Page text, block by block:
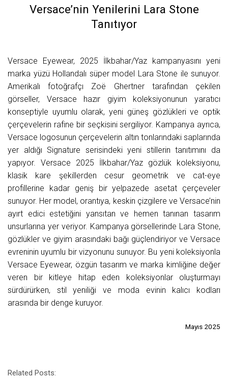
Versace’nin Yenilerini Lara Stone
Tanıtıyor
Versace Eyewear, 2025 İlkbahar/Yaz kampanyasını yeni
marka yüzü Hollandalı süper model Lara Stone ile sunuyor.
Amerikalı fotoğrafçı Zoë Ghertner tarafından çekilen
görseller, Versace hazır giyim koleksiyonunun yaratıcı
konseptiyle uyumlu olarak, yeni güneş gözlükleri ve optik
çerçevelerin rafine bir seçkisini sergiliyor. Kampanya ayrıca,
Versace logosunun çerçevelerin altın tonlarındaki saplarında
yer aldığı Signature serisindeki yeni stillerin tanıtımını da
yapıyor. Versace 2025 İlkbahar/Yaz gözlük koleksiyonu,
klasik kare şekillerden cesur geometrik ve cat-eye
profillerine kadar geniş bir yelpazede asetat çerçeveler
sunuyor. Her model, orantıya, keskin çizgilere ve Versace’nin
ayırt edici estetiğini yansıtan ve hemen tanınan tasarım
unsurlarına yer veriyor. Kampanya görsellerinde Lara Stone,
gözlükler ve giyim arasındaki bağı güçlendiriyor ve Versace
evreninin uyumlu bir vizyonunu sunuyor. Bu yeni koleksiyonla
Versace Eyewear, özgün tasarım ve marka kimliğine değer
veren bir kitleye hitap eden koleksiyonlar oluşturmayı
sürdürürken, stil yeniliği ve moda evinin kalıcı kodları
arasında bir denge kuruyor.
Mayıs 2025
Related Posts: